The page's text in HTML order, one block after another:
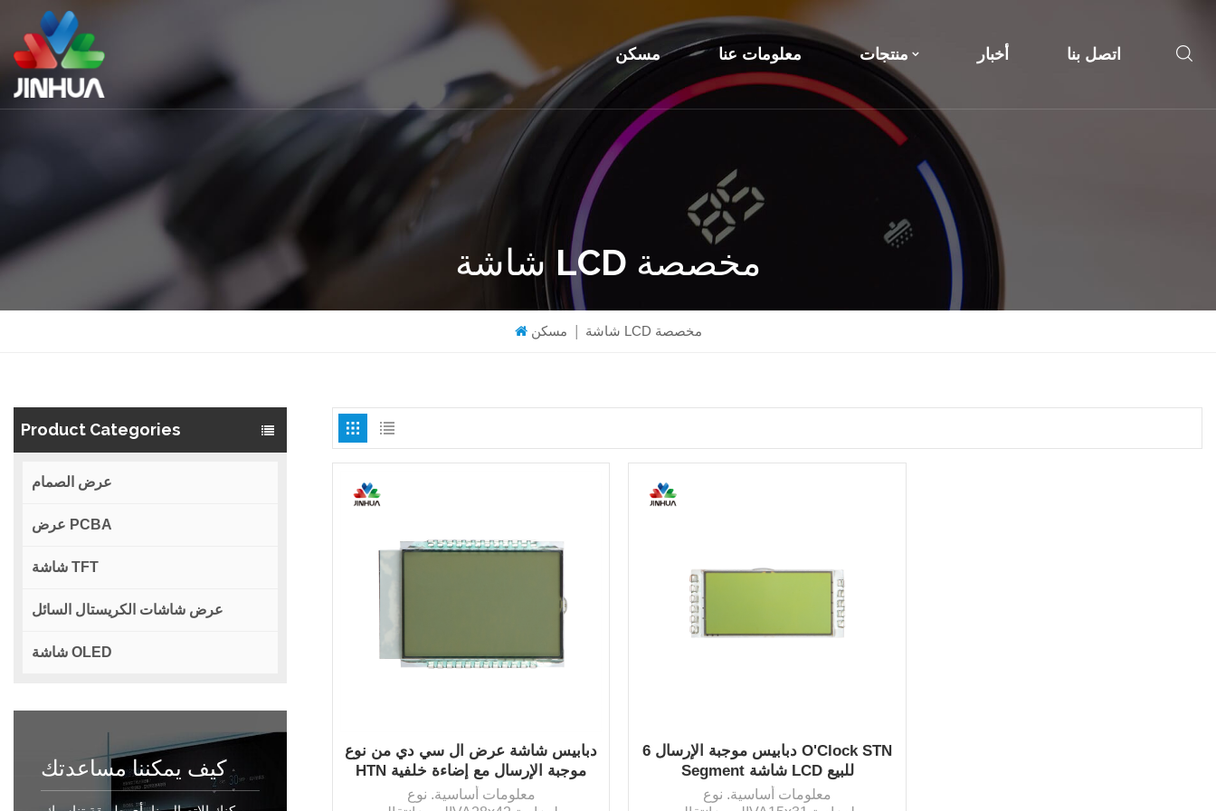
مسكن معلومات عنا منتجات أخبار اتصل بنا
شاشة LCD مخصصة
مسكن شاشة LCD مخصصة
Product Categories
عرض الصمام
عرض PCBA
شاشة TFT
عرض شاشات الكريستال السائل
شاشة OLED
كيف يمكننا مساعدتك
دبابيس شاشة عرض ال سي دي من نوع
HTN موجبة الإرسال مع إضاءة خلفية
معلومات أساسية. نوع
دبابيس موجبة الإرسال 6 O'Clock STN
Segment شاشة LCD للبيع
معلومات أساسية. نوع